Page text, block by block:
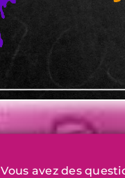
Vous avez des